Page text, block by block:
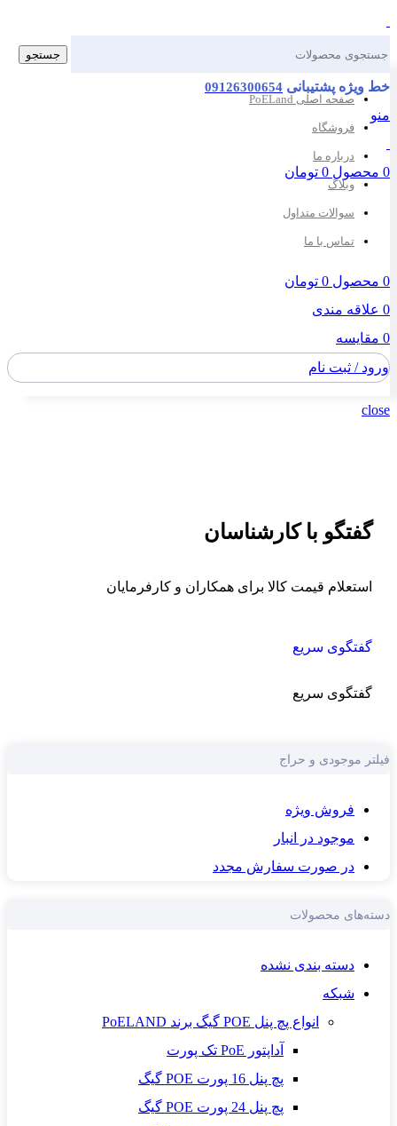
جستجو
پشتیبانی 09126300654
0 تومان
صفحه اصلی PoELand
فروشگاه
درباره ما
وبلاگ
سوالات متداول
تماس با ما
0 تومان
مندی
/ ثبت نام
با کارشناسان
قیمت کالا برای همکاران و کارفرمایان
سریع
سریع
موجودی و حراج
فروش ویژه
موجود در انبار
در صورت سفارش مجدد
محصولات
دسته بندی نشده
شبکه
انواع پچ پنل POE گیگ برند PoELAND
آداپتور PoE تک پورت
پچ پنل 16 پورت POE گیگ
پچ پنل 24 پورت POE گیگ